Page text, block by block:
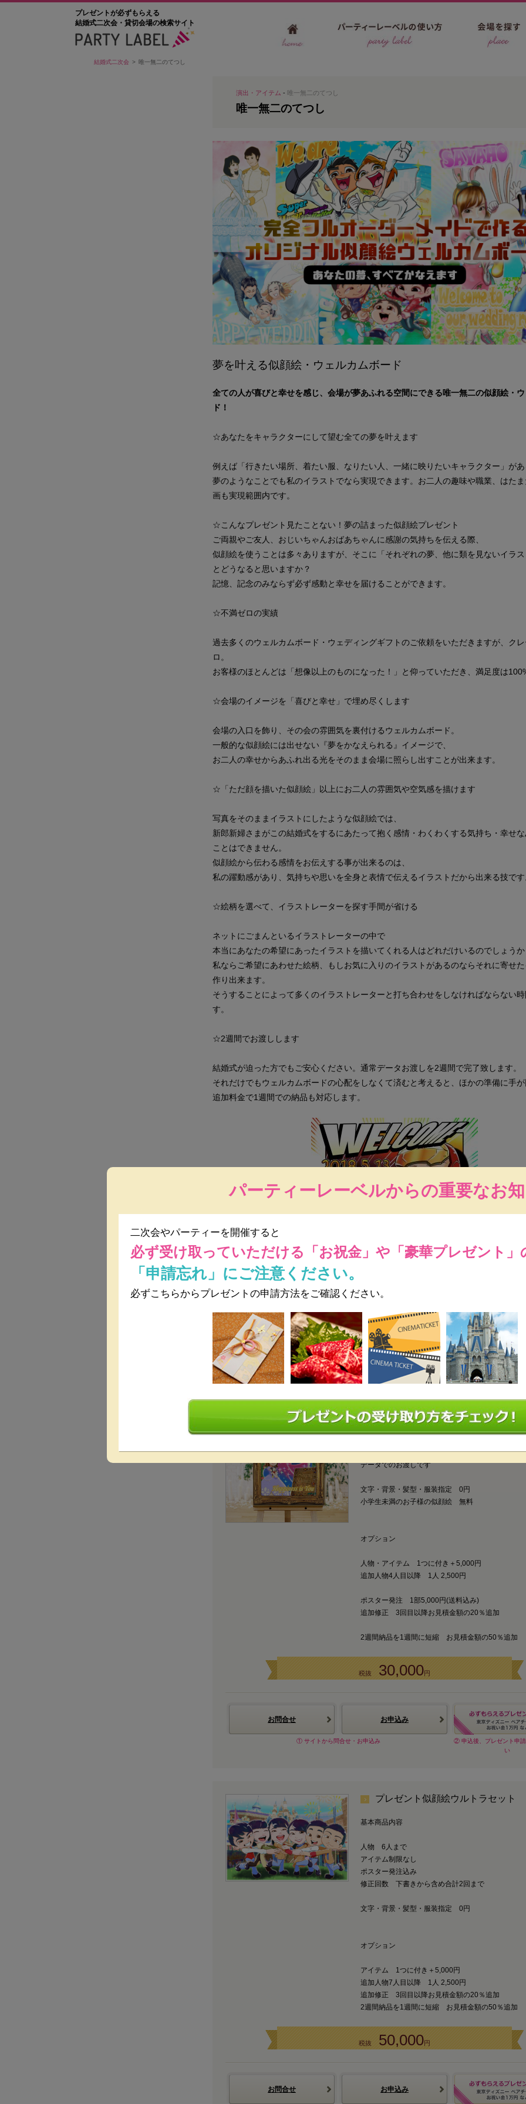
プレゼントが必ずもらえる
結婚式二次会・貸切会場の検索サイト
結婚式二次会 唯一無二のてつし
演出・アイテム - 唯一無二のてつし
唯一無二のてつし
夢を叶える似顔絵・ウェルカムボード
全ての人が喜びと幸せを感じ、会場が夢あふれる空間にできる唯一無二の似顔絵・
ド！
☆あなたをキャラクターにして望む全ての夢を叶えます
例えば「行きたい場所、着たい服、なりたい人、一緒に映りたいキャラクター」が
夢のようなことでも私のイラストでなら実現できます。お二人の趣味や職業、はた
画も実現範囲内です。
☆こんなプレゼント見たことない！夢の詰まった似顔絵プレゼント
ご両親やご友人、おじいちゃんおばあちゃんに感謝の気持ちを伝える際、
似顔絵を使うことは多々ありますが、そこに「それぞれの夢、他に類を見ないイラ
とどうなると思いますか？
記憶、記念のみならず必ず感動と幸せを届けることができます。
☆不満ゼロの実績
過去多くのウェルカムボード・ウェディングギフトのご依頼をいただきますが、ク
ロ。
お客様のほとんどは「想像以上のものになった！」と仰っていただき、満足度は
☆会場のイメージを「喜びと幸せ」で埋め尽くします
会場の入口を飾り、その会の雰囲気を裏付けるウェルカムボード。
一般的な似顔絵には出せない『夢をかなえられる』イメージで、
お二人の幸せからあふれ出る光をそのまま会場に照らし出すことが出来ます。
☆「ただ顔を描いた似顔絵」以上にお二人の雰囲気や空気感を描けます
写真をそのままイラストにしたような似顔絵では、
新郎新婦さまがこの結婚式をするにあたって抱く感情・わくわくする気持ち・幸せ
ことはできません。
似顔絵から伝わる感情をお伝えする事が出来るのは、
私の躍動感があり、気持ちや思いを全身と表情で伝えるイラストだから出来る技で
☆絵柄を選べて、イラストレーターを探す手間が省ける
ネットにごまんといるイラストレーターの中で
本当にあなたの希望にあったイラストを描いてくれる人はどれだけいるのでしょう
私ならご希望にあわせた絵柄、もしお気に入りのイラストがあるのならそれに寄せ
作り出来ます。
そうすることによって多くのイラストレーターと打ち合わせをしなければならない
す。
☆2週間でお渡しします
結婚式が迫った方でもご安心ください。通常データお渡しを2週間で完了致します。
それだけでもウェルカムボードの心配をしなくて済むと考えると、ほかの準備に手
追加料金で1週間での納品も対応します。
ウェルカムボード・二次会ウェル
人物 2人
修正回数 下書きから含め合計2回まで
データでのお渡しです
文字・背景・髪型・服装指定 0円
小学生未満のお子様の似顔絵 無料
オプション
人物・アイテム 1つに付き＋5,000円
追加人物4人目以降 1人 2,500円
ポスター発注 1部5,000円(送料込み)
追加修正 3回目以降お見積金額の20％追加
2週間納品を1週間に短縮 お見積金額の50％追加
税抜 30,000円
お問合せ お申込み
① サイトから問合せ・お申込み
② 申込後、プレゼント申
い
プレゼント似顔絵ウルトラセット
基本商品内容
人物 6人まで
アイテム制限なし
ポスター発注込み
修正回数 下書きから含め合計2回まで
文字・背景・髪型・服装指定 0円
オプション
アイテム 1つに付き＋5,000円
追加人物7人目以降 1人 2,500円
追加修正 3回目以降お見積金額の20％追加
2週間納品を1週間に短縮 お見積金額の50％追加
税抜 50,000円
お問合せ お申込み
パーティーレーベルからの重要なお
二次会やパーティーを開催すると
必ず受け取っていただける 「お祝金」や「豪華プレゼント」
「申請忘れ」にご注意ください。
必ずこちらからプレゼントの申請方法をご確認ください。